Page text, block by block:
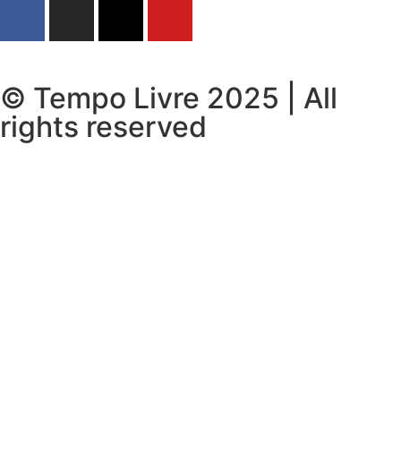
© Tempo Livre 2025 | All
rights reserved